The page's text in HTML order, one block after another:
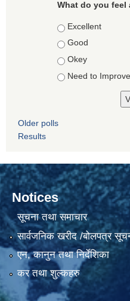
What do you feel
Choices
Excellent
Good
Okey
Need to Improve
Older polls
Results
Notices
सूचना तथा समाचार
सार्वजनिक खरीद /बोलपत्र
एन, कानुन तथा निर्देशिका
कर तथा शुल्कहरु